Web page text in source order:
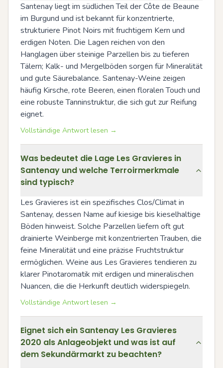
Santenay liegt im südlichen Teil der Côte de Beaune
im Burgund und ist bekannt für konzentrierte,
strukturiere Pinot Noirs mit fruchtigem Kern und
erdigen Noten. Die Lagen reichen von den
Hanglagen über steinige Parzellen bis zu tieferen
Tälern; Kalk- und Mergelböden sorgen für Mineralität
und gute Säurebalance. Santenay-Weine zeigen
häufig Kirsche, rote Beeren, einen floralen Touch und
eine robuste Tanninstruktur, die sich gut zur Reifung
eignet.
Vollständige Antwort lesen →
Was bedeutet die Lage Les Gravieres in
Santenay und welche Terroirmerkmale
sind typisch?
Les Gravieres ist ein spezifisches Clos/Climat in
Santenay, dessen Name auf kiesige bis kieselhaltige
Böden hinweist. Solche Parzellen liefern oft gut
drainierte Weinberge mit konzentrierten Trauben, die
feine Mineralität und eine präzise Fruchtstruktur
ermöglichen. Weine aus Les Gravieres tendieren zu
klarer Pinotaromatik mit erdigen und mineralischen
Nuancen, die die Herkunft deutlich widerspiegeln.
Vollständige Antwort lesen →
Eignet sich ein Santenay Les Gravieres
2020 als Anlageobjekt und was ist auf
dem Sekundärmarkt zu beachten?